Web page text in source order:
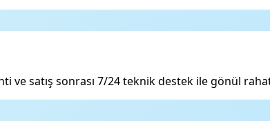
ve satış sonrası 7/24 teknik destek ile gönül